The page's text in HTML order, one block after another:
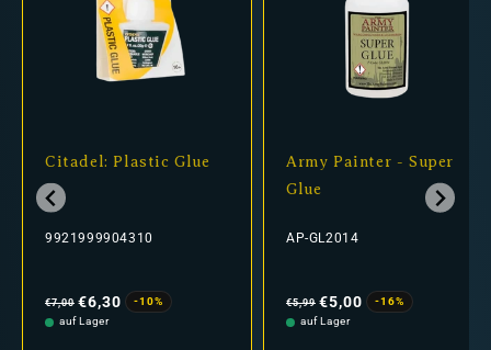
Citadel: Plastic Glue
9921999904310
Preis
€7,00 €6,30
-10%
auf Lager
Army Painter - Super
Glue
AP-GL2014
Preis
€5,99 €5,00
-16%
auf Lager